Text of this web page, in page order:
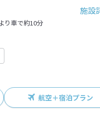
施設
り車で約10分
航空＋宿泊プラン